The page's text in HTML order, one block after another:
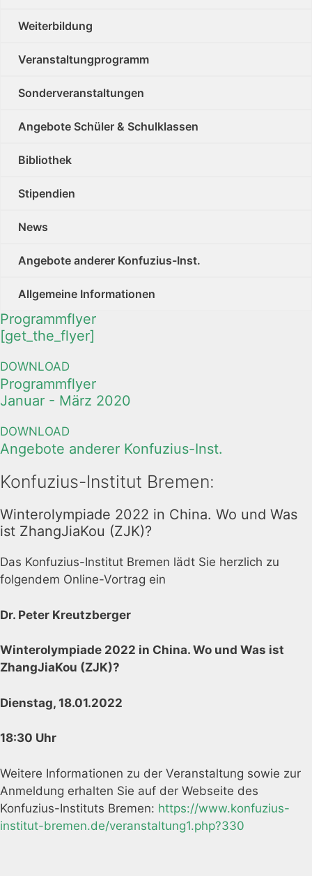
Weiterbildung
Veranstaltungprogramm
Sonderveranstaltungen
Angebote Schüler & Schulklassen
Bibliothek
Stipendien
News
Angebote anderer Konfuzius-Inst.
Allgemeine Informationen
Programmflyer
[get_the_flyer]
DOWNLOAD
Programmflyer
Januar - März 2020
DOWNLOAD
Angebote anderer Konfuzius-Inst.
Konfuzius-Institut Bremen:
Winterolympiade 2022 in China. Wo und Was
ist ZhangJiaKou (ZJK)?
Das Konfuzius-Institut Bremen lädt Sie herzlich zu
folgendem Online-Vortrag ein
Dr. Peter Kreutzberger
Winterolympiade 2022 in China. Wo und Was ist
ZhangJiaKou (ZJK)?
Dienstag, 18.01.2022
18:30 Uhr
Weitere Informationen zu der Veranstaltung sowie zur
Anmeldung erhalten Sie auf der Webseite des
Konfuzius-Instituts Bremen: https://www.konfuzius-
institut-bremen.de/veranstaltung1.php?330